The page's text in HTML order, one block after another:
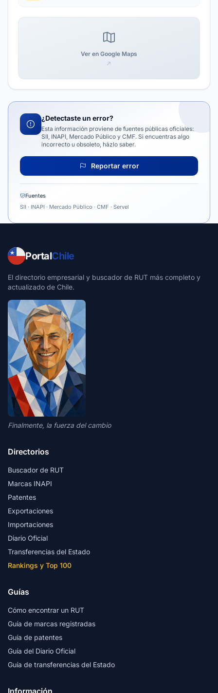
Ver en Google Maps
¿Detectaste un error?
Esta información proviene de fuentes públicas oficiales:
SII, INAPI, Mercado Público y CMF. Si encuentras algo
incorrecto u obsoleto, házlo saber.
Reportar error
Fuentes
SII · INAPI · Mercado Público · CMF · Servel
PortalChile
El directorio empresarial y buscador de RUT más completo y
actualizado de Chile.
Finalmente, la fuerza del cambio
Directorios
Buscador de RUT
Marcas INAPI
Patentes
Exportaciones
Importaciones
Diario Oficial
Transferencias del Estado
Rankings y Top 100
Guías
Cómo encontrar un RUT
Guía de marcas registradas
Guía de patentes
Guía del Diario Oficial
Guía de transferencias del Estado
Información